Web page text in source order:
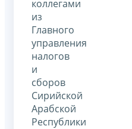
коллегами
из
Главного
управления
налогов
и
сборов
Сирийской
Арабской
Республики